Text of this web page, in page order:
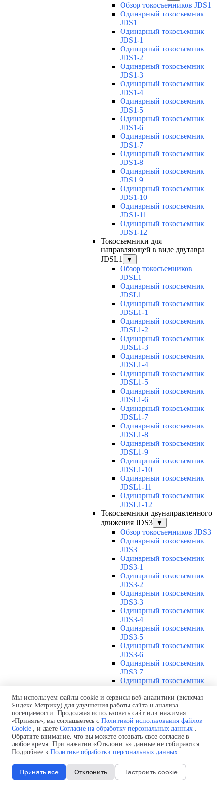
Обзор токосъемников JDS1
Одинарный токосъемник
JDS1
Одинарный токосъемник
JDS1-1
Одинарный токосъемник
JDS1-2
Одинарный токосъемник
JDS1-3
Одинарный токосъемник
JDS1-4
Одинарный токосъемник
JDS1-5
Одинарный токосъемник
JDS1-6
Одинарный токосъемник
JDS1-7
Одинарный токосъемник
JDS1-8
Одинарный токосъемник
JDS1-9
Одинарный токосъемник
JDS1-10
Одинарный токосъемник
JDS1-11
Одинарный токосъемник
JDS1-12
Токосъемники для
направляющей в виде двутавра
JDSL1
▼
Обзор токосъемников
JDSL1
Одинарный токосъемник
JDSL1
Одинарный токосъемник
JDSL1-1
Одинарный токосъемник
JDSL1-2
Одинарный токосъемник
JDSL1-3
Одинарный токосъемник
JDSL1-4
Одинарный токосъемник
JDSL1-5
Одинарный токосъемник
JDSL1-6
Одинарный токосъемник
JDSL1-7
Одинарный токосъемник
JDSL1-8
Одинарный токосъемник
JDSL1-9
Одинарный токосъемник
JDSL1-10
Одинарный токосъемник
JDSL1-11
Одинарный токосъемник
JDSL1-12
Токосъемники двунаправленного
движения JDS3
▼
Обзор токосъемников JDS3
Одинарный токосъемник
JDS3
Одинарный токосъемник
JDS3-1
Одинарный токосъемник
JDS3-2
Одинарный токосъемник
JDS3-3
Одинарный токосъемник
JDS3-4
Одинарный токосъемник
JDS3-5
Одинарный токосъемник
JDS3-6
Одинарный токосъемник
JDS3-7
Одинарный токосъемник
Одинарный токосъемник
JDS3-9
Одинарный токосъемник
JDS3-10
Одинарный токосъемник
JDS3-11
Одинарный токосъемник
Соединения U12
Защитная оболочка для
Мы используем файлы cookie и сервисы веб-аналитики (включая
Яндекс.Метрику) для улучшения работы сайта и анализа
посещаемости. Продолжая использовать сайт или нажимая
«Принять», вы соглашаетесь с Политикой использования файлов
Cookie , и даете Согласие на обработку персональных данных .
Обратите внимание, что вы можете отозвать свое согласие в
любое время. При нажатии «Отклонить» данные не собираются.
Подробнее в Политике обработки персональных данных.
Принять все Отклонить Настроить cookie